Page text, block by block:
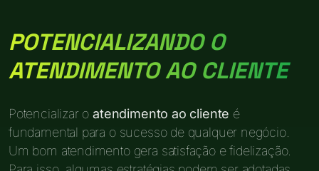
POTENCIALIZANDO O
ATENDIMENTO AO CLIENTE
Potencializar oatendimento ao cliente é
fundamental para o sucesso de qualquer negócio.
Um bom atendimento gera satisfação e fidelização.